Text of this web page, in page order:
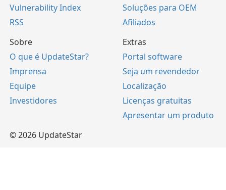
Vulnerability Index
RSS
Soluções para OEM
Afiliados
Sobre
O que é UpdateStar?
Imprensa
Equipe
Investidores
Extras
Portal software
Seja um revendedor
Localização
Licenças gratuitas
Apresentar um produto
© 2026 UpdateStar